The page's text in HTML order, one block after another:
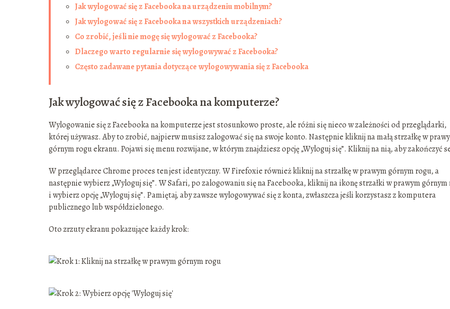
Jak wylogować się z Facebooka na urządzeniu mobilnym?
Jak wylogować się z Facebooka na wszystkich urządzeniach?
Co zrobić, jeśli nie mogę się wylogować z Facebooka?
Dlaczego warto regularnie się wylogowywać z Facebooka?
Często zadawane pytania dotyczące wylogowywania się z Facebooka
Jak wylogować się z Facebooka na komputerze?
Wylogowanie się z Facebooka na komputerze jest stosunkowo proste, ale różni się nieco w zależności od przeglądarki,
której używasz. Aby to zrobić, najpierw musisz zalogować się na swoje konto. Następnie kliknij na małą strzałkę w
górnym rogu ekranu. Pojawi się menu rozwijane, w którym znajdziesz opcję „Wyloguj się”. Kliknij na nią, aby zakończyć
W przeglądarce Chrome proces ten jest identyczny. W Firefoxie również kliknij na strzałkę w prawym górnym rogu, a
następnie wybierz „Wyloguj się”. W Safari, po zalogowaniu się na Facebooka, kliknij na ikonę strzałki w prawym
i wybierz opcję „Wyloguj się”. Pamiętaj, aby zawsze wylogowywać się z konta, zwłaszcza jeśli korzystasz z komputera
publicznego lub współdzielonego.
Oto zrzuty ekranu pokazujące każdy krok: